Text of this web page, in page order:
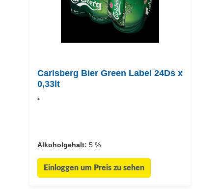
Carlsberg Bier Green Label 24Ds x
0,33lt
•
Alkoholgehalt: 5 %
Einloggen um Preis zu sehen